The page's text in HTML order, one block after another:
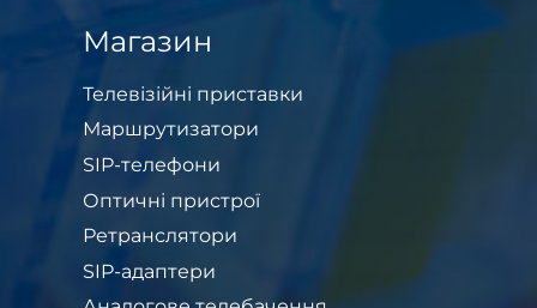
Магазин
Телевізійні приставки
Маршрутизатори
SIP-телефони
Оптичні пристрої
Ретранслятори
SIP-адаптери